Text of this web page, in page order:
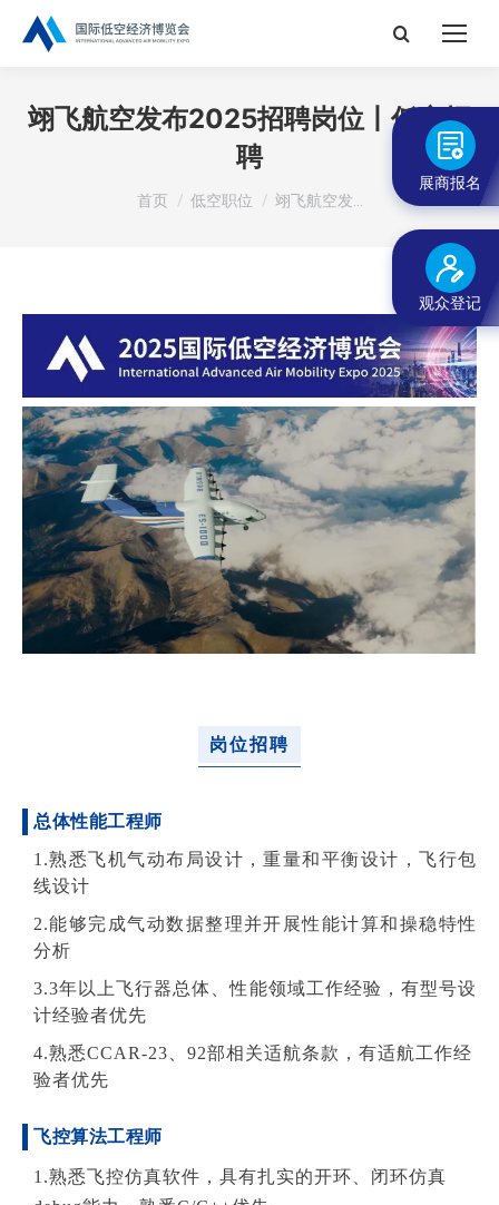
搜
翊飞航空发布2025招聘岗位丨低空招
聘
您在这里：
首页 低空职位 翊飞航空发…
岗位招聘
总体性能工程师
1.熟悉飞机气动布局设计，重量和平衡设计，飞行包
线设计
2.能够完成气动数据整理并开展性能计算和操稳特性
分析
3.3年以上飞行器总体、性能领域工作经验，有型号设
计经验者优先
4.熟悉CCAR-23、92部相关适航条款，有适航工作经
验者优先
飞控算法工程师
1.熟悉飞控仿真软件，具有扎实的开环、闭环仿真
展商报名
观众登记